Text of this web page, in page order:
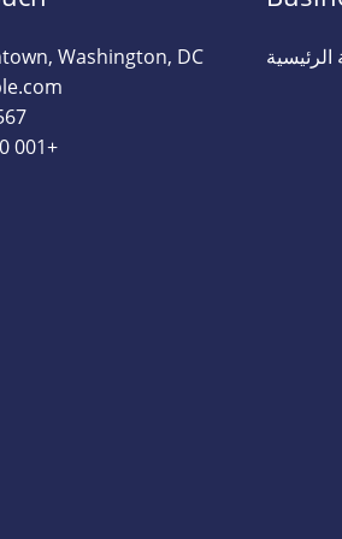
Washington, DC
+001 987-654-3210